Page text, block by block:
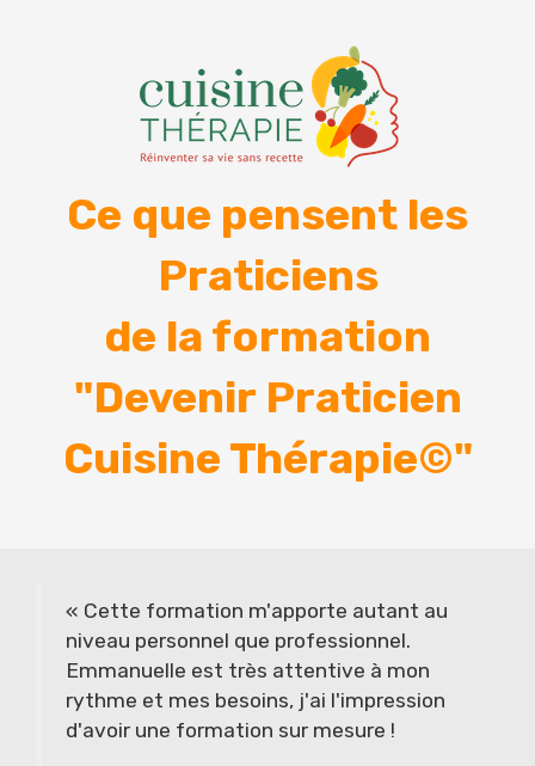
Ce que pensent les
Praticiens
de la formation
"Devenir Praticien
Cuisine Thérapie©"
« Cette formation m'apporte autant au
niveau personnel que professionnel.
Emmanuelle est très attentive à mon
rythme et mes besoins, j'ai l'impression
d'avoir une formation sur mesure !